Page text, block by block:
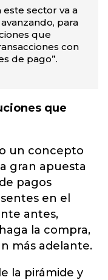
este sector va a
para
que
con
de pago”.
que
un concepto
gran apuesta
pagos
en el
antes,
la compra,
más adelante.
la pirámide y